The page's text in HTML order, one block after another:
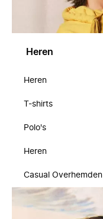
Heren
Heren
T-shirts
Polo's
Heren
Casual Overhemden